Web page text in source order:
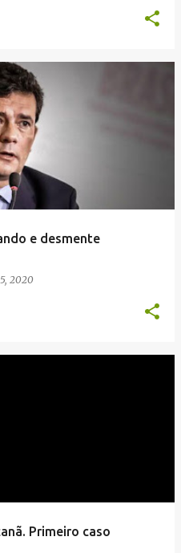
e desmente
2020
Primeiro caso